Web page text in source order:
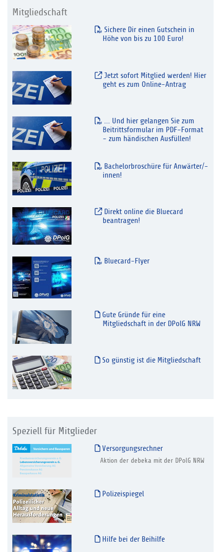
Mitgliedschaft
Sichere Dir einen Gutschein in
Höhe von bis zu 100 Euro!
Jetzt sofort Mitglied werden! Hier
geht es zum Online-Antrag
... Und hier gelangen Sie zum
Beitrittsformular im PDF-Format
- zum händischen Ausfüllen!
Bachelorbroschüre für Anwärter/-
innen!
Direkt online die Bluecard
beantragen!
Bluecard-Flyer
Gute Gründe für eine
Mitgliedschaft in der DPolG NRW
So günstig ist die Mitgliedschaft
Speziell für Mitglieder
Versorgungsrechner
Aktion der debeka mit der DPolG NRW
Polizeispiegel
Hilfe bei der Beihilfe